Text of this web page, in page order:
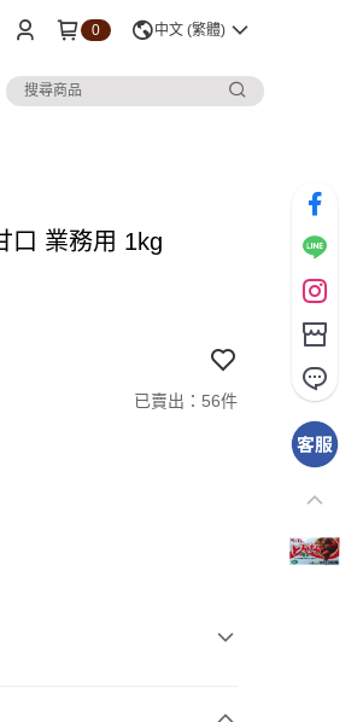
0 中文 (繁體)
口 業務用 1kg
已賣出：56件